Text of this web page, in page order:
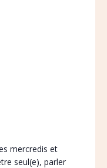
mercredis et
seul(e), parler